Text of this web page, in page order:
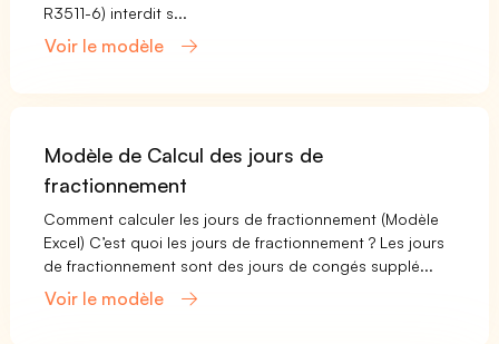
R3511-6) interdit s...
Voir le modèle
Modèle de Calcul des jours de
fractionnement
Comment calculer les jours de fractionnement (Modèle
Excel) C’est quoi les jours de fractionnement ? Les jours
de fractionnement sont des jours de congés supplé...
Voir le modèle